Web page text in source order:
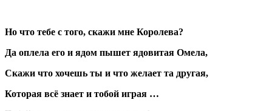
Но что тебе с того, скажи мне Королева?
Да оплела его и ядом пышет ядовитая Омела,
Скажи что хочешь ты и что желает та другая,
Которая всё знает и тобой играя …